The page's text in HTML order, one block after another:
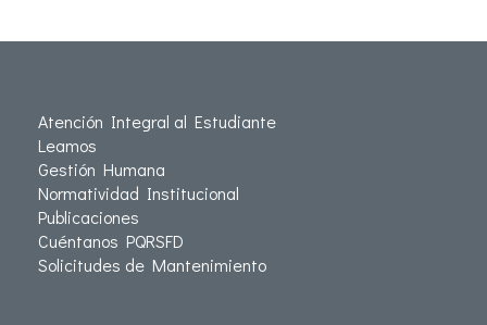
Atención Integral al Estudiante
Leamos
Gestión Humana
Normatividad Institucional
Publicaciones
Cuéntanos PQRSFD
Solicitudes de Mantenimiento